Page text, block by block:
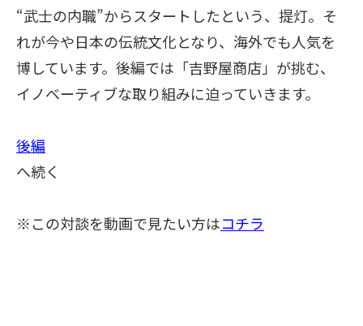
“武士の内職”からスタートしたという、提灯。そ
れが今や日本の伝統文化となり、海外でも人気を
博しています。後編では「吉野屋商店」が挑む、
イノベーティブな取り組みに迫っていきます。
後編
へ続く
※この対談を動画で見たい方はコチラ